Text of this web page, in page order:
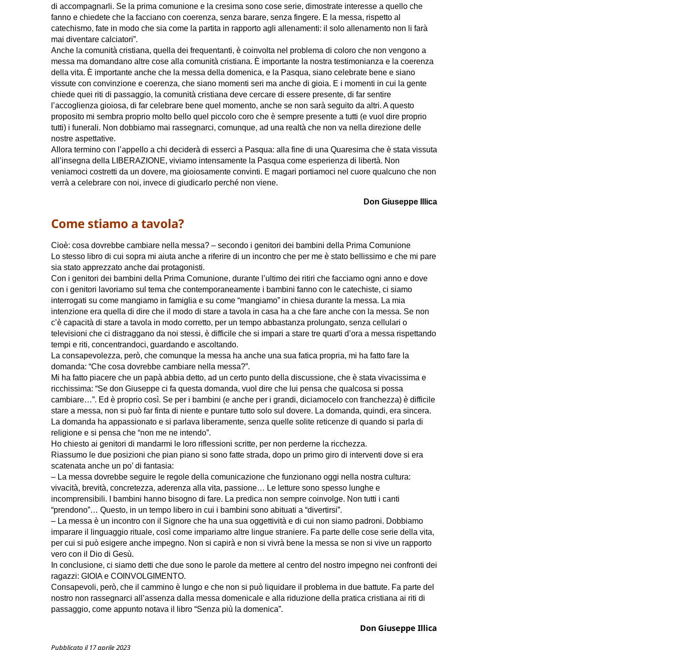
di accompagnarli. Se la prima comunione e la cresima sono cose serie, dimostrate interesse a quello che
fanno e chiedete che la facciano con coerenza, senza barare, senza fingere. E la messa, rispetto al
catechismo, fate in modo che sia come la partita in rapporto agli allenamenti: il solo allenamento non li farà
mai diventare calciatori”.
Anche la comunità cristiana, quella dei frequentanti, è coinvolta nel problema di coloro che non vengono a
messa ma domandano altre cose alla comunità cristiana. È importante la nostra testimonianza e la coerenza
della vita. È importante anche che la messa della domenica, e la Pasqua, siano celebrate bene e siano
vissute con convinzione e coerenza, che siano momenti seri ma anche di gioia. E i momenti in cui la gente
chiede quei riti di passaggio, la comunità cristiana deve cercare di essere presente, di far sentire
l’accoglienza gioiosa, di far celebrare bene quel momento, anche se non sarà seguito da altri. A questo
proposito mi sembra proprio molto bello quel piccolo coro che è sempre presente a tutti (e vuol dire proprio
tutti) i funerali. Non dobbiamo mai rassegnarci, comunque, ad una realtà che non va nella direzione delle
nostre aspettative.
Allora termino con l’appello a chi deciderà di esserci a Pasqua: alla fine di una Quaresima che è stata vissuta
all’insegna della LIBERAZIONE, viviamo intensamente la Pasqua come esperienza di libertà. Non
veniamoci costretti da un dovere, ma gioiosamente convinti. E magari portiamoci nel cuore qualcuno che non
verrà a celebrare con noi, invece di giudicarlo perché non viene.
Don Giuseppe Illica
Come stiamo a tavola?
Cioè: cosa dovrebbe cambiare nella messa? – secondo i genitori dei bambini della Prima Comunione
Lo stesso libro di cui sopra mi aiuta anche a riferire di un incontro che per me è stato bellissimo e che mi pare
sia stato apprezzato anche dai protagonisti.
Con i genitori dei bambini della Prima Comunione, durante l’ultimo dei ritiri che facciamo ogni anno e dove
con i genitori lavoriamo sul tema che contemporaneamente i bambini fanno con le catechiste, ci siamo
interrogati su come mangiamo in famiglia e su come “mangiamo” in chiesa durante la messa. La mia
intenzione era quella di dire che il modo di stare a tavola in casa ha a che fare anche con la messa. Se non
c’è capacità di stare a tavola in modo corretto, per un tempo abbastanza prolungato, senza cellulari o
televisioni che ci distraggano da noi stessi, è difficile che si impari a stare tre quarti d’ora a messa rispettando
tempi e riti, concentrandoci, guardando e ascoltando.
La consapevolezza, però, che comunque la messa ha anche una sua fatica propria, mi ha fatto fare la
domanda: “Che cosa dovrebbe cambiare nella messa?”.
Mi ha fatto piacere che un papà abbia detto, ad un certo punto della discussione, che è stata vivacissima e
ricchissima: “Se don Giuseppe ci fa questa domanda, vuol dire che lui pensa che qualcosa si possa
cambiare…”. Ed è proprio così. Se per i bambini (e anche per i grandi, diciamocelo con franchezza) è difficile
stare a messa, non si può far finta di niente e puntare tutto solo sul dovere. La domanda, quindi, era sincera.
La domanda ha appassionato e si parlava liberamente, senza quelle solite reticenze di quando si parla di
religione e si pensa che “non me ne intendo”.
Ho chiesto ai genitori di mandarmi le loro riflessioni scritte, per non perderne la ricchezza.
Riassumo le due posizioni che pian piano si sono fatte strada, dopo un primo giro di interventi dove si era
scatenata anche un po’ di fantasia:
– La messa dovrebbe seguire le regole della comunicazione che funzionano oggi nella nostra cultura:
vivacità, brevità, concretezza, aderenza alla vita, passione… Le letture sono spesso lunghe e
incomprensibili. I bambini hanno bisogno di fare. La predica non sempre coinvolge. Non tutti i canti
“prendono”… Questo, in un tempo libero in cui i bambini sono abituati a “divertirsi”.
– La messa è un incontro con il Signore che ha una sua oggettività e di cui non siamo padroni. Dobbiamo
imparare il linguaggio rituale, così come impariamo altre lingue straniere. Fa parte delle cose serie della vita,
per cui si può esigere anche impegno. Non si capirà e non si vivrà bene la messa se non si vive un rapporto
vero con il Dio di Gesù.
In conclusione, ci siamo detti che due sono le parole da mettere al centro del nostro impegno nei confronti dei
ragazzi: GIOIA e COINVOLGIMENTO.
Consapevoli, però, che il cammino è lungo e che non si può liquidare il problema in due battute. Fa parte del
nostro non rassegnarci all’assenza dalla messa domenicale e alla riduzione della pratica cristiana ai riti di
passaggio, come appunto notava il libro “Senza più la domenica”.
Don Giuseppe Illica
Pubblicato il 17 aprile 2023